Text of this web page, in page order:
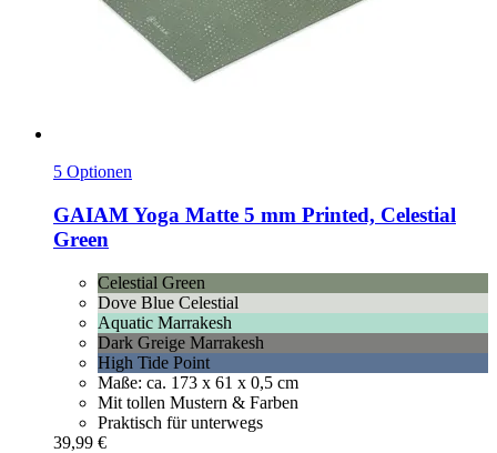
5 Optionen
GAIAMYoga Matte 5 mm Printed, Celestial
Green
Celestial Green
Dove Blue Celestial
Aquatic Marrakesh
Dark Greige Marrakesh
High Tide Point
Maße: ca. 173 x 61 x 0,5 cm
Mit tollen Mustern & Farben
Praktisch für unterwegs
39,99 €